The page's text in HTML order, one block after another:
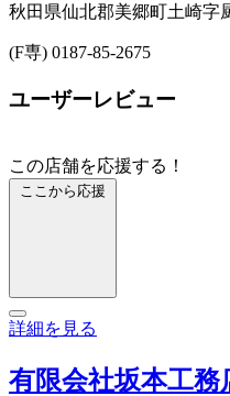
秋田県仙北郡美郷町土崎字
(F専) 0187-85-2675
ユーザーレビュー
この店舗を応援する！
ここから応援
詳細を見る
有限会社坂本工務